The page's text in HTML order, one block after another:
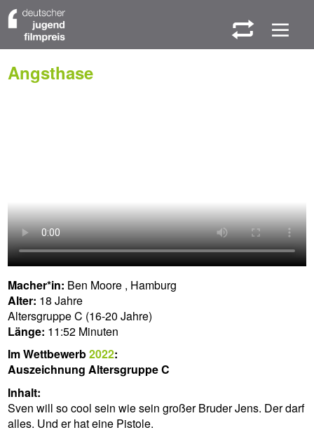
W M
Angsthase
Macher*in: Ben Moore , Hamburg
Alter: 18 Jahre
Altersgruppe C (16-20 Jahre)
Länge: 11:52 Minuten
Im Wettbewerb2022:
Auszeichnung Altersgruppe C
Inhalt:
Sven will so cool sein wie sein großer Bruder Jens. Der darf
alles. Und er hat eine Pistole.